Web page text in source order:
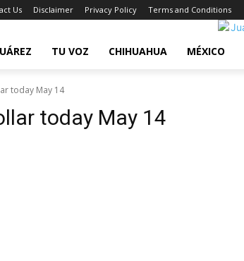
Us Disclaimer Privacy Policy Terms and Conditions
TU VOZ CHIHUAHUA MÉXICO
today May 14
today May 14